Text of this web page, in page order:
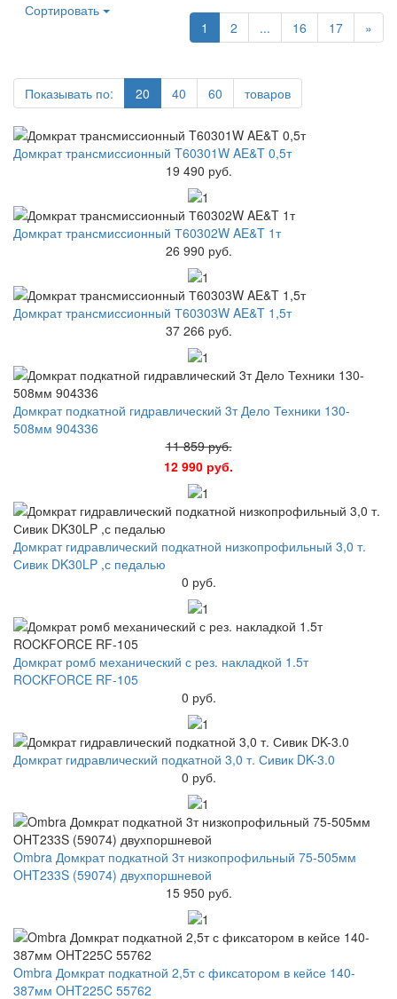
Сортировать
1
2 ... 16 17 »
Показывать по: 20 40 60 товаров
Домкрат трансмиссионный T60301W AE&T 0,5т
19 490 руб.
Домкрат трансмиссионный Т60302W AE&T 1т
26 990 руб.
Домкрат трансмиссионный Т60303W AE&T 1,5т
37 266 руб.
Домкрат подкатной гидравлический 3т Дело Техники 130-
508мм 904336
11 859 руб.
12 990 руб.
Домкрат гидравлический подкатной низкопрофильный 3,0 т.
Сивик DK30LP ,с педалью
0 руб.
Домкрат ромб механический с рез. накладкой 1.5т
ROCKFORCE RF-105
0 руб.
Домкрат гидравлический подкатной 3,0 т. Сивик DK-3.0
0 руб.
Ombra Домкрат подкатной 3т низкопрофильный 75-505мм
OHT233S (59074) двухпоршневой
15 950 руб.
Ombra Домкрат подкатной 2,5т с фиксатором в кейсе 140-
387мм OHT225C 55762